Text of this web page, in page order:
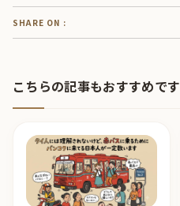
SHARE ON :
こちらの記事もおすすめです